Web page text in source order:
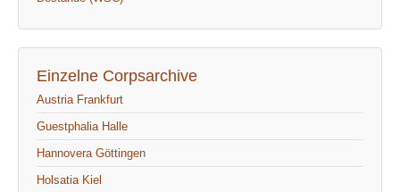
Einzelne Corpsarchive
Austria Frankfurt
Guestphalia Halle
Hannovera Göttingen
Holsatia Kiel